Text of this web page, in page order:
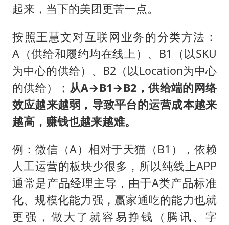
起来，当下的美团更苦一点。
按照王慧文对互联网业务的分类方法：
A（供给和履约均在线上）、B1（以SKU
为中心的供给）、B2（以Location为中心
的供给）； 从A→B1→B2，供给端的网络
效应越来越弱，导致平台的运营成本越来
越高，赚钱也越来越难。
例：微信（A）相对于天猫（B1），依赖
人工运营的板块少很多，所以纯线上APP
通常是产品经理主导，由于A类产品标准
化、规模化能力强，赢家通吃的能力也就
更强，做大了就容易挣钱（腾讯、字